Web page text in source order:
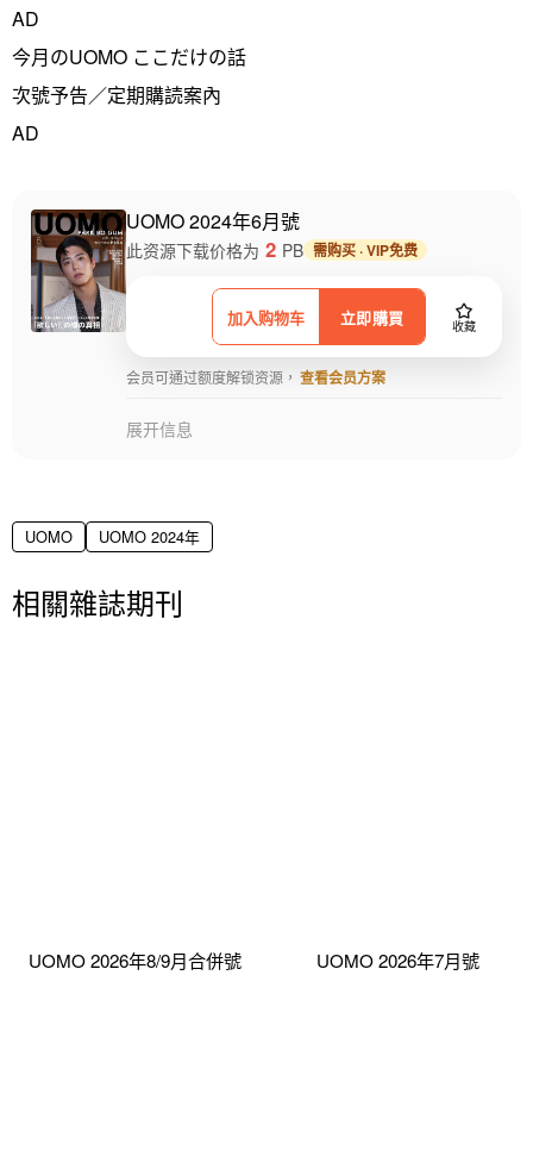
AD
今月のUOMO ここだけの話
次號予告／定期購読案內
AD
UOMO 2024年6月號
加入购物车 立即購買 收藏
此资源下载价格为 2 PB 需购买 · VIP免费
会员可通过额度解锁资源， 查看会员方案
展开信息
UOMO UOMO 2024年
相關雜誌期刊
UOMO 2026年8/9月合併號 UOMO 2026年7月號